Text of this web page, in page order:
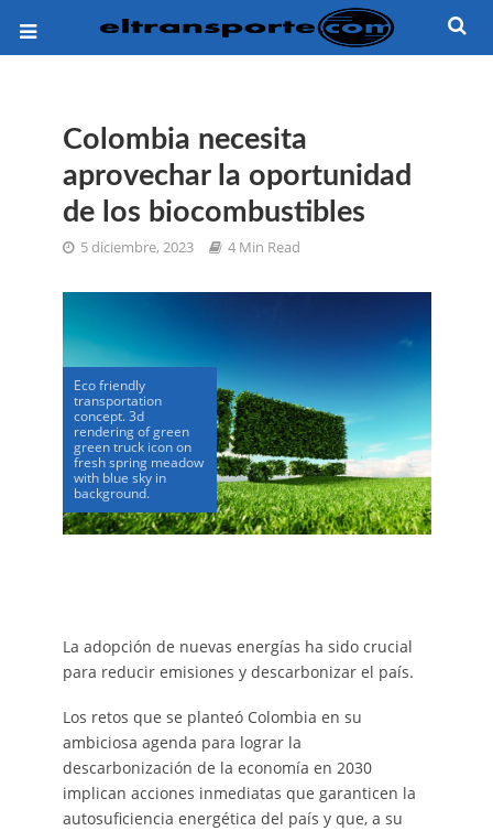
Colombia necesita
aprovechar la oportunidad
de los biocombustibles
5 diciembre, 2023 4 Min Read
Eco friendly
transportation
concept. 3d
rendering of green
green truck icon on
fresh spring meadow
with blue sky in
background.
La adopción de nuevas energías ha sido crucial
para reducir emisiones y descarbonizar el país.
Los retos que se planteó Colombia en su
ambiciosa agenda para lograr la
descarbonización de la economía en 2030
implican acciones inmediatas que garanticen la
autosuficiencia energética del país y que, a su